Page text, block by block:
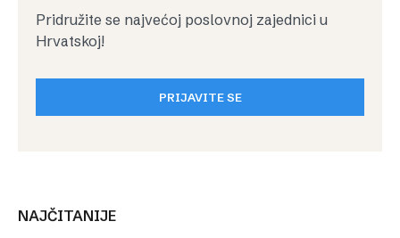
Pridružite se najvećoj poslovnoj zajednici u
Hrvatskoj!
PRIJAVITE SE
NAJČITANIJE